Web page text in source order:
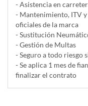
- Asistencia en
- Mantenimiento, ITV
oficiales de la marca
- Sustitución
- Gestión de Multas
- Seguro a todo riesgo
- Se aplica 1 mes de
finalizar el contrato